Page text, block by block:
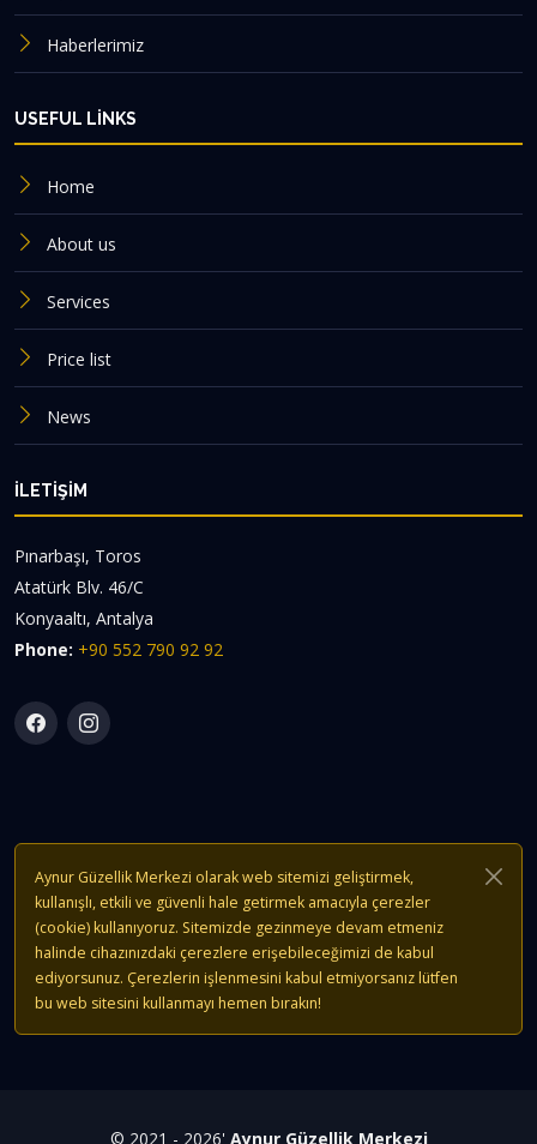
Haberlerimiz
USEFUL LINKS
Home
About us
Services
Price list
News
İLETIŞIM
Pınarbaşı, Toros
Atatürk Blv. 46/C
Konyaaltı, Antalya
Phone: +90 552 790 92 92
Aynur Güzellik Merkezi olarak web sitemizi geliştirmek,
kullanışlı, etkili ve güvenli hale getirmek amacıyla çerezler
(cookie) kullanıyoruz. Sitemizde gezinmeye devam etmeniz
halinde cihazınızdaki çerezlere erişebileceğimizi de kabul
ediyorsunuz. Çerezlerin işlenmesini kabul etmiyorsanız lütfen
bu web sitesini kullanmayı hemen bırakın!
© 2021 - 2026' Aynur Güzellik Merkezi